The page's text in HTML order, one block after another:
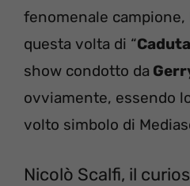
fenomenale campione,
questa volta di “
show condotto da
ovviamente, essendo
volto simbolo di
Nicolò Scalfi, il